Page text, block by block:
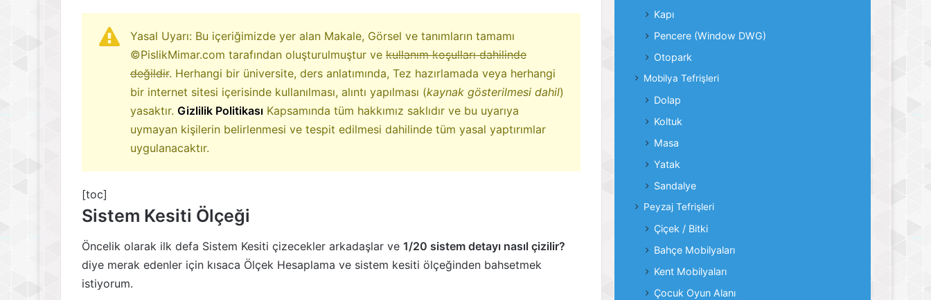
Yasal Uyarı: Bu içeriğimizde yer alan Makale, Görsel ve tanımların tamamı
©PislikMimar.com tarafından oluşturulmuştur ve kullanım koşulları dahilinde
değildir. Herhangi bir üniversite, ders anlatımında, Tez hazırlamada veya herhangi
bir internet sitesi içerisinde kullanılması, alıntı yapılması (kaynak gösterilmesi dahil)
yasaktır. Gizlilik Politikası Kapsamında tüm hakkımız saklıdır ve bu uyarıya
uymayan kişilerin belirlenmesi ve tespit edilmesi dahilinde tüm yasal yaptırımlar
uygulanacaktır.
[toc]
Sistem Kesiti Ölçeği
Öncelik olarak ilk defa Sistem Kesiti çizecekler arkadaşlar ve 1/20 sistem detayı nasıl çizilir?
diye merak edenler için kısaca Ölçek Hesaplama ve sistem kesiti ölçeğinden bahsetmek
istiyorum.
Kapı
Pencere (Window DWG)
Otopark
Mobilya Tefrişleri
Dolap
Koltuk
Masa
Yatak
Sandalye
Peyzaj Tefrişleri
Çiçek / Bitki
Bahçe Mobilyaları
Kent Mobilyaları
Çocuk Oyun Alanı